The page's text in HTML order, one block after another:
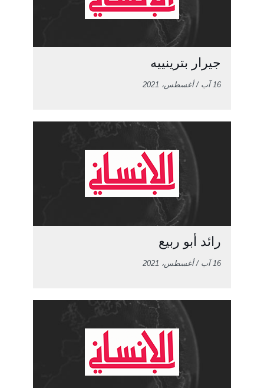
جيرار بترينييه
16 آب / أغسطس، 2021
رائد أبو ربيع
16 آب / أغسطس، 2021